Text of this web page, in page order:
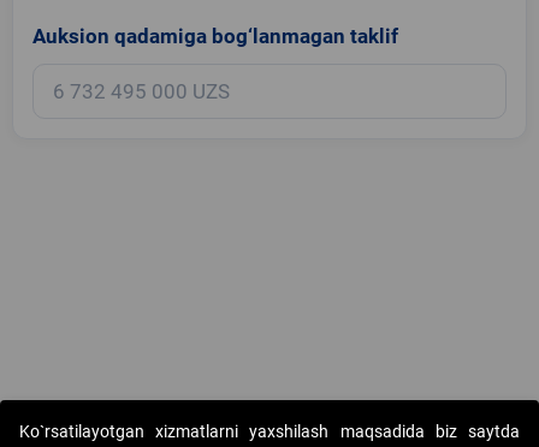
Auksion qadamiga bog‘lanmagan taklif
Copyright © 2017-2026. "Elektron onlayn-auksionlarni tashkil etish"
Ko`rsatilayotgan xizmatlarni yaxshilash maqsadida biz saytda